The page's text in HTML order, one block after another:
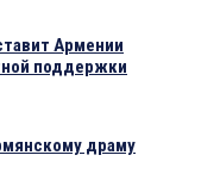
Армении
поддержки
драму